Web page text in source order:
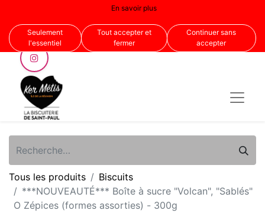
Nous suivre
Tous les produits
Biscuits
***NOUVEAUTÉ*** Boîte à sucre "Volcan", "Sablés"
O Zépices (formes assorties) - 300g
En savoir plus
Seulement
l'essentiel
Tout accepter et
fermer
Continuer sans
accepter